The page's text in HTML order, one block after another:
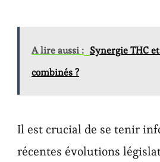
A lire aussi : Synergie THC
combinés ?
Il est crucial de se tenir
récentes évolutions